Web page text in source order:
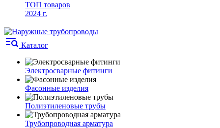
ТОП товаров
2024 г.
Каталог
Электросварные фитинги
Фасонные изделия
Полиэтиленовые трубы
Трубопроводная арматура